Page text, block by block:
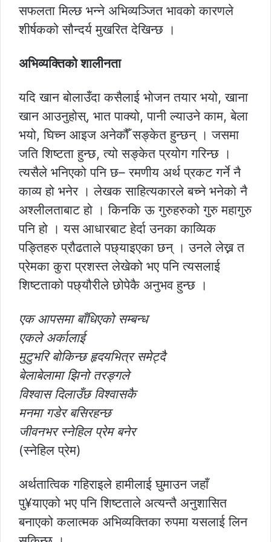
सफलता मिल्छ भन्ने अभिव्यञ्जित भावको कारणले
शीर्षकको सौन्दर्य मुखरित देखिन्छ ।
अभिव्यक्तिको शालीनता
यदि खान बोलाउँदा कसैलाई भोजन तयार भयो, खाना
खान आउनुहोस्, भात पाक्यो, पानी ल्याउने काम, बेला
भयो, घिच्न आइज अनेकौँ सङ्केत हुन्छन् । जसमा
जति शिष्टता हुन्छ, त्यो सङ्केत प्रयोग गरिन्छ ।
त्यसैले भनिएको पनि छ– रमणीय अर्थ प्रकट गर्ने नै
काव्य हो भनेर । लेखक साहित्यकारले बच्ने भनेको नै
अश्लीलताबाट हो । किनकि ऊ गुरुहरुको गुरु महागुरु
पनि हो । यस आधारबाट हेर्दा उनका काव्यिक
पङ्तिहरु प्रौढताले पछ्याइएका छन् । उनले लेख्न त
प्रेमका कुरा प्रशस्त लेखेको भए पनि त्यसलाई
शिष्टताको पछ्यौरीले छोपेकै अनुभव हुन्छ ।
एक आपसमा बाँधिएको सम्बन्ध
एकले अर्कालाई
मुटुभरि बोकिन्छ हृदयभित्र समेट्दै
बेलाबेलामा झिनो तरङ्गले
विश्वास दिलाउँछ विश्वासकै
मनमा गडेर बसिरहन्छ
जीवनभर स्नेहिल प्रेम बनेर
(स्नेहिल प्रेम)
अर्थतात्विक गहिराइले हामीलाई घुमाउन जहाँ
पु¥याएको भए पनि शिष्टताले अत्यन्तै अनुशासित
बनाएको कलात्मक अभिव्यक्तिका रुपमा यसलाई लिन